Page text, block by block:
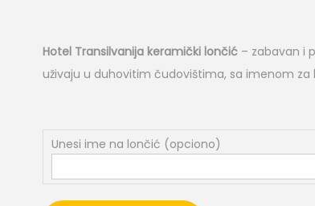
Hotel Transilvanija keramički lončić – zabavan i
uživaju u duhovitim čudovištima, sa imenom za
Unesi ime na lončić (opciono)